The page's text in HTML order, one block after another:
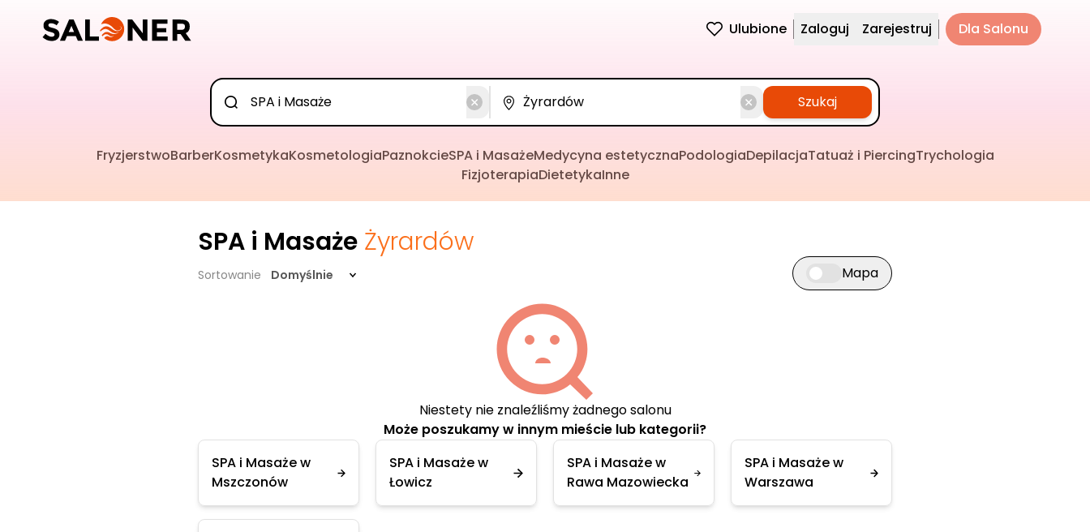
Ulubione Zaloguj Zarejestruj Dla Salonu
Szukaj
FryzjerstwoBarberKosmetykaKosmetologiaPaznokcieSPA i MasażeMedycyna estetycznaPodologiaDepilacjaTatuaż i PiercingTrychologia
FizjoterapiaDietetykaInne
SPA i Masaże Żyrardów
Sortowanie Domyślnie Przełącz widok mapy
Mapa
Niestety nie znaleźliśmy żadnego salonu
Może poszukamy w innym mieście lub kategorii?
SPA i Masaże w
Mszczonów
SPA i Masaże w
Łowicz
SPA i Masaże w
Rawa Mazowiecka
SPA i Masaże w
Warszawa